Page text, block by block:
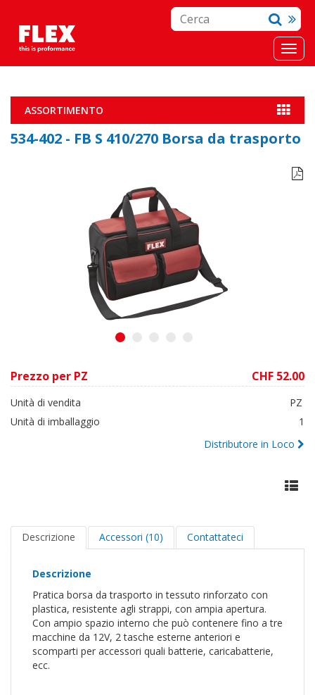
ASSORTIMENTO
534-402 - FB S 410/270 Borsa da trasporto

1
Prezzo per PZ CHF 52.00
Unità di vendita
PZ
Unità di imballaggio
1
Distributore in Loco
Descrizione Accessori (10) Contattateci
Descrizione
Pratica borsa da trasporto in tessuto rinforzato con
plastica, resistente agli strappi, con ampia apertura.
Con ampio spazio interno che può contenere fino a tre
macchine da 12V, 2 tasche esterne anteriori e
scomparti per accessori quali batterie, caricabatterie,
ecc.